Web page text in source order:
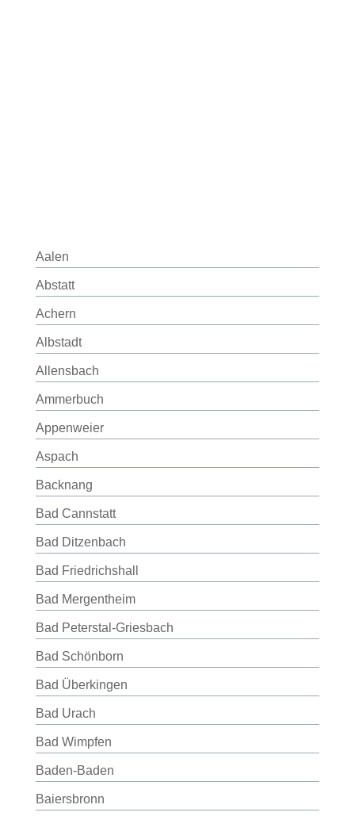
Aalen
Abstatt
Achern
Albstadt
Allensbach
Ammerbuch
Appenweier
Aspach
Backnang
Bad Cannstatt
Bad Ditzenbach
Bad Friedrichshall
Bad Mergentheim
Bad Peterstal-Griesbach
Bad Schönborn
Bad Überkingen
Bad Urach
Bad Wimpfen
Baden-Baden
Baiersbronn